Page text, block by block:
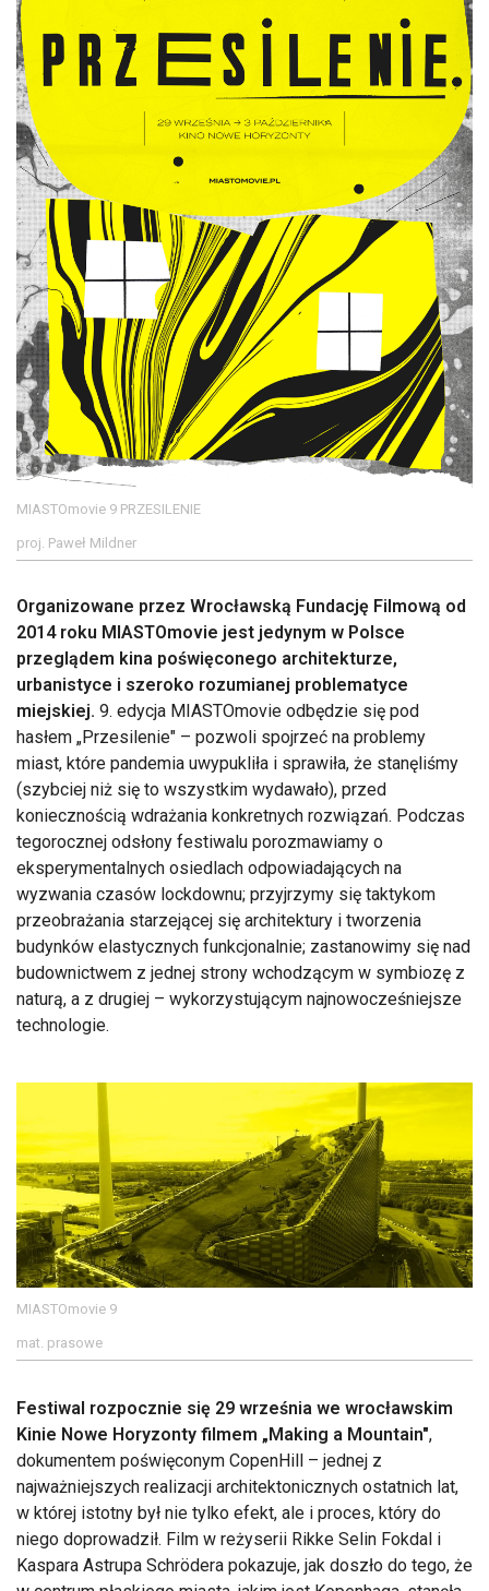
MIASTOmovie 9 PRZESILENIE
proj. Paweł Mildner
Organizowane przez Wrocławską Fundację Filmową od
2014 roku MIASTOmovie jest jedynym w Polsce
przeglądem kina poświęconego architekturze,
urbanistyce i szeroko rozumianej problematyce
miejskiej. 9. edycja MIASTOmovie odbędzie się pod
hasłem „Przesilenie" – pozwoli spojrzeć na problemy
miast, które pandemia uwypukliła i sprawiła, że stanęliśmy
(szybciej niż się to wszystkim wydawało), przed
koniecznością wdrażania konkretnych rozwiązań. Podczas
tegorocznej odsłony festiwalu porozmawiamy o
eksperymentalnych osiedlach odpowiadających na
wyzwania czasów lockdownu; przyjrzymy się taktykom
przeobrażania starzejącej się architektury i tworzenia
budynków elastycznych funkcjonalnie; zastanowimy się nad
budownictwem z jednej strony wchodzącym w symbiozę z
naturą, a z drugiej – wykorzystującym najnowocześniejsze
technologie.
MIASTOmovie 9
mat. prasowe
Festiwal rozpocznie się 29 września we wrocławskim
Kinie Nowe Horyzonty filmem „Making a Mountain",
dokumentem poświęconym CopenHill – jednej z
najważniejszych realizacji architektonicznych ostatnich lat,
w której istotny był nie tylko efekt, ale i proces, który do
niego doprowadził. Film w reżyserii Rikke Selin Fokdal i
Kaspara Astrupa Schrödera pokazuje, jak doszło do tego, że